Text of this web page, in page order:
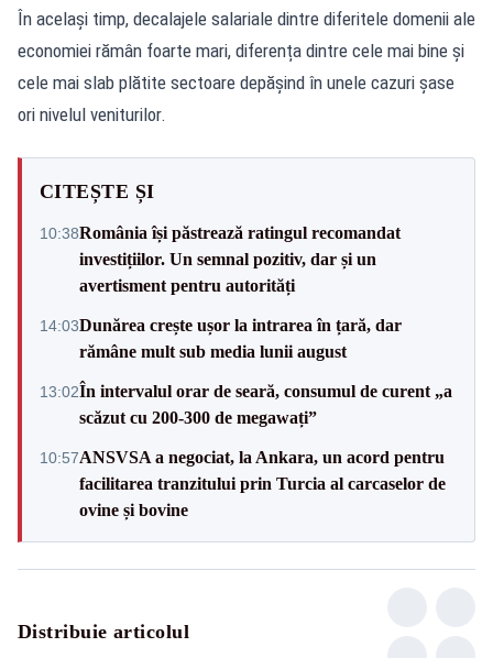
În același timp, decalajele salariale dintre diferitele domenii ale
economiei rămân foarte mari, diferența dintre cele mai bine și
cele mai slab plătite sectoare depășind în unele cazuri șase
ori nivelul veniturilor.
CITEȘTE ȘI
10:38România își păstrează ratingul recomandat
investițiilor. Un semnal pozitiv, dar și un
avertisment pentru autorități
14:03Dunărea crește ușor la intrarea în țară, dar
rămâne mult sub media lunii august
13:02În intervalul orar de seară, consumul de curent „a
scăzut cu 200-300 de megawați”
10:57ANSVSA a negociat, la Ankara, un acord pentru
facilitarea tranzitului prin Turcia al carcaselor de
ovine și bovine
Distribuie articolul